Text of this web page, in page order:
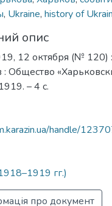
, Ukraine, history of
опис
12 октября (№ 120)
: Общество
– 4 с.
handle/
гг.)
про документ